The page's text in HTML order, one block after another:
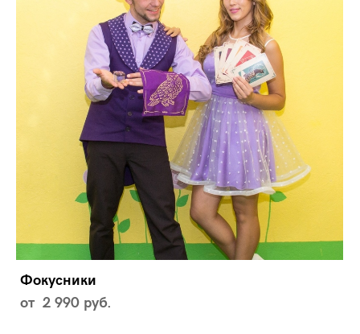
Фокусники
от 2 990 pуб.